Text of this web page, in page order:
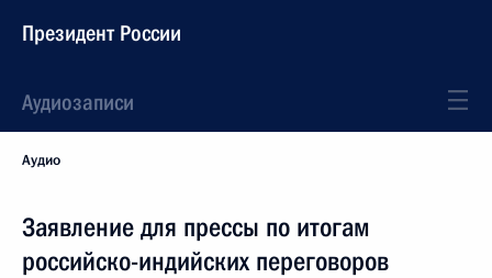
Президент России
Аудиозаписи
Аудио
Заявление для прессы по итогам
российско-индийских переговоров